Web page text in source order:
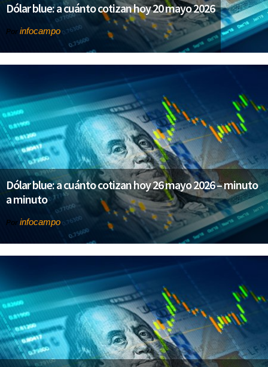
Dólar blue: a cuánto cotizan hoy 20 mayo 2026
Por infocampo
Dólar blue: a cuánto cotizan hoy 26 mayo 2026 – minuto
a minuto
Por infocampo